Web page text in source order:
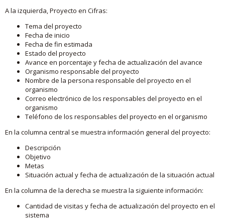
A la izquierda, Proyecto en Cifras:
Tema del proyecto
Fecha de inicio
Fecha de fin estimada
Estado del proyecto
Avance en porcentaje y fecha de actualización del avance
Organismo responsable del proyecto
Nombre de la persona responsable del proyecto en el
organismo
Correo electrónico de los responsables del proyecto en el
organismo
Teléfono de los responsables del proyecto en el organismo
En la columna central se muestra información general del proyecto:
Descripción
Objetivo
Metas
Situación actual y fecha de actualización de la situación actual
En la columna de la derecha se muestra la siguiente información:
Cantidad de visitas y fecha de actualización del proyecto en el
sistema